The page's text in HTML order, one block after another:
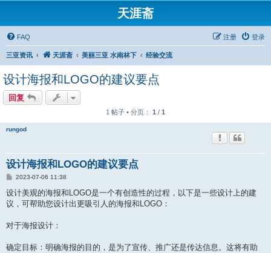
天涯斋
FAQ 登录
注册
三亚资讯 天涯斋 美丽三亚 水南林下 经验交流
设计海报和LOGO的建议要点
回复
1 帖子 • 分页： 1 / 1
rungod
设计海报和LOGO的建议要点
帖
2023-07-06 11:38
设计美观的海报和LOGO是一个有创造性的过程，以下是一些设计上的建
议，可帮助您设计出更吸引人的海报和LOGO：
对于海报设计：
确定目标：明确海报的目的，是为了宣传、推广还是传达信息。这将有助